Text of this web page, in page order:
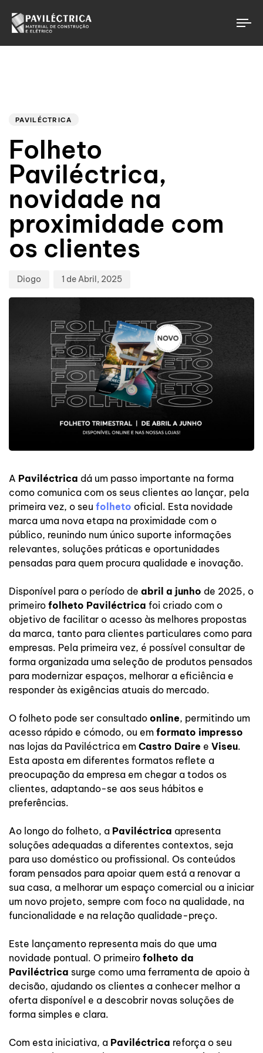
PAVILÉCTRICA
Folheto
Paviléctrica,
novidade na
proximidade com
os clientes
Diogo 1 de Abril, 2025
A Paviléctrica dá um passo importante na forma
como comunica com os seus clientes ao lançar, pela
primeira vez, o seu folheto oficial. Esta novidade
marca uma nova etapa na proximidade com o
público, reunindo num único suporte informações
relevantes, soluções práticas e oportunidades
pensadas para quem procura qualidade e inovação.
Disponível para o período de abril a junho de 2025, o
primeiro folheto Paviléctrica foi criado com o
objetivo de facilitar o acesso às melhores propostas
da marca, tanto para clientes particulares como para
empresas. Pela primeira vez, é possível consultar de
forma organizada uma seleção de produtos pensados
para modernizar espaços, melhorar a eficiência e
responder às exigências atuais do mercado.
O folheto pode ser consultado online, permitindo um
acesso rápido e cómodo, ou em formato impresso
nas lojas da Paviléctrica em Castro Daire e Viseu.
Esta aposta em diferentes formatos reflete a
preocupação da empresa em chegar a todos os
clientes, adaptando-se aos seus hábitos e
preferências.
Ao longo do folheto, a Paviléctrica apresenta
soluções adequadas a diferentes contextos, seja
para uso doméstico ou profissional. Os conteúdos
foram pensados para apoiar quem está a renovar a
sua casa, a melhorar um espaço comercial ou a iniciar
um novo projeto, sempre com foco na qualidade, na
funcionalidade e na relação qualidade-preço.
Este lançamento representa mais do que uma
novidade pontual. O primeiro folheto da
Paviléctrica surge como uma ferramenta de apoio à
decisão, ajudando os clientes a conhecer melhor a
oferta disponível e a descobrir novas soluções de
forma simples e clara.
Com esta iniciativa, a Paviléctrica reforça o seu